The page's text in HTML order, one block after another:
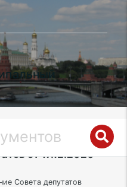
округ Ясенево
от 17.12.2020
Совета депутатов